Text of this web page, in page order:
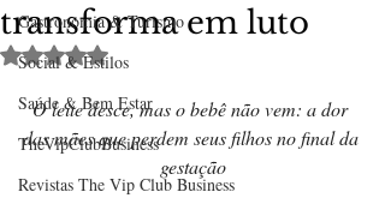
Gastronomia & Turismo
Social & Estilos
Saúde & Bem Estar
TheVipClubBusiness
Revistas The Vip Club Business
transforma em luto
Avaliado com NaN de 5 estrelas.
O leite desce, mas o bebê não vem: a dor
das mães que perdem seus filhos no final da
gestação